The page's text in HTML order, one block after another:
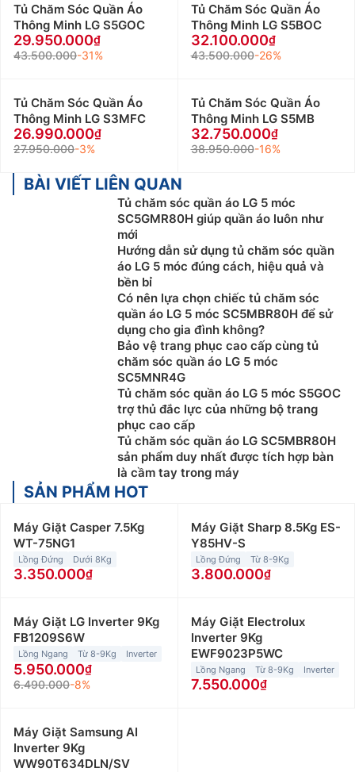
Tủ Chăm Sóc Quần Áo
Thông Minh LG S5GOC
29.950.000
43.500.000-31%
Tủ Chăm Sóc Quần Áo
Thông Minh LG S5BOC
32.100.000
43.500.000-26%
Tủ Chăm Sóc Quần Áo
Thông Minh LG S3MFC
26.990.000
27.950.000-3%
Tủ Chăm Sóc Quần Áo
Thông Minh LG S5MB
32.750.000
38.950.000-16%
BÀI VIẾT LIÊN QUAN
Tủ chăm sóc quần áo LG 5 móc
SC5GMR80H giúp quần áo luôn như
mới
Hướng dẫn sử dụng tủ chăm sóc quần
áo LG 5 móc đúng cách, hiệu quả và
bền bỉ
Có nên lựa chọn chiếc tủ chăm sóc
quần áo LG 5 móc SC5MBR80H để sử
dụng cho gia đình không?
Bảo vệ trang phục cao cấp cùng tủ
chăm sóc quần áo LG 5 móc
SC5MNR4G
Tủ chăm sóc quần áo LG 5 móc S5GOC
trợ thủ đắc lực của những bộ trang
phục cao cấp
Tủ chăm sóc quần áo LG SC5MBR80H
sản phẩm duy nhất được tích hợp bàn
là cầm tay trong máy
SẢN PHẨM HOT
Máy Giặt Casper 7.5Kg
WT-75NG1
Lồng Đứng Dưới 8Kg
3.350.000
Máy Giặt Sharp 8.5Kg ES-
Y85HV-S
Lồng Đứng Từ 8-9Kg
3.800.000
Máy Giặt LG Inverter 9Kg
FB1209S6W
Lồng Ngang Từ 8-9Kg Inverter
5.950.000
6.490.000-8%
Máy Giặt Electrolux
Inverter 9Kg
EWF9023P5WC
Lồng Ngang Từ 8-9Kg Inverter
7.550.000
Máy Giặt Samsung AI
Inverter 9Kg
WW90T634DLN/SV